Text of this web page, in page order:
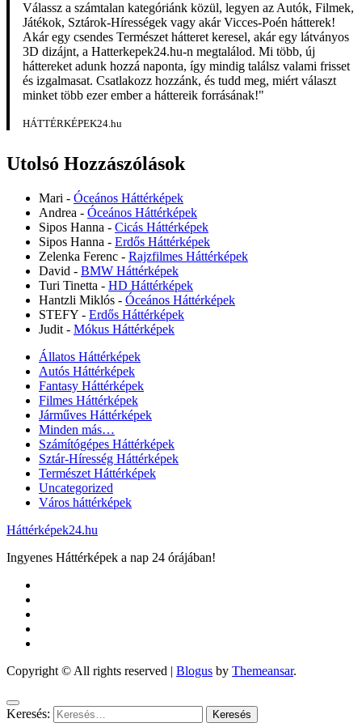
Válassz a számtalan kategóriánk közül, legyen az Autók, Filmek,
Játékok, Sztárok-Hírességek vagy akár Vicces-Poén hátterek!
Akár egy csendes Természet hátteret keresel, akár egy látványos
3D dizájnt, a Hatterkepek24.hu-n megtalálod. Mi több, új
háttereket adunk hozzá naponta, így mindig találsz valami frisset
és izgalmasat. Csatlakozz hozzánk, és tudd meg, miért választ
minket több ezer ember a háttereik forrásának!"
HÁTTÉRKÉPEK24.hu
Utolsó Hozzászólások
Mari - Óceános Háttérképek
Andrea - Óceános Háttérképek
Sipos Hanna - Cicás Háttérképek
Sipos Hanna - Erdős Háttérképek
Zelenka Ferenc - Rajzfilmes Háttérképek
David - BMW Háttérképek
Turi Tinetta - HD Háttérképek
Hantzli Miklós - Óceános Háttérképek
STEFY - Erdős Háttérképek
Judit - Mókus Háttérképek
Állatos Háttérképek
Autós Háttérképek
Fantasy Háttérképek
Filmes Háttérképek
Járműves Háttérképek
Minden más…
Számítógépes Háttérképek
Sztár-Híresség Háttérképek
Természet Háttérképek
Uncategorized
Város háttérképek
Háttérképek24.hu
Ingyenes Háttérképek a nap 24 órájában!
Copyright © All rights reserved | Blogus by Themeansar.
Keresés: